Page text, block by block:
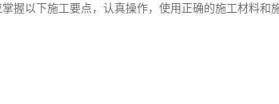
握以下施工要点，认真操作，使用正确的施工材料